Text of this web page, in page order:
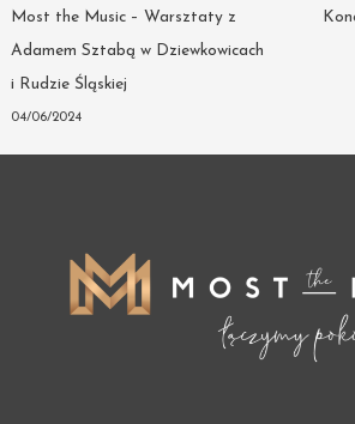
Post
Most the Music – Warsztaty z
Adamem Sztabą w Dziewkowicach
i Rudzie Śląskiej
04/06/2024